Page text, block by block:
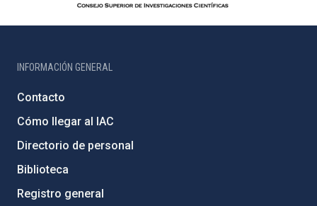
INFORMACIÓN GENERAL
Contacto
Cómo llegar al IAC
Directorio de personal
Biblioteca
Registro general